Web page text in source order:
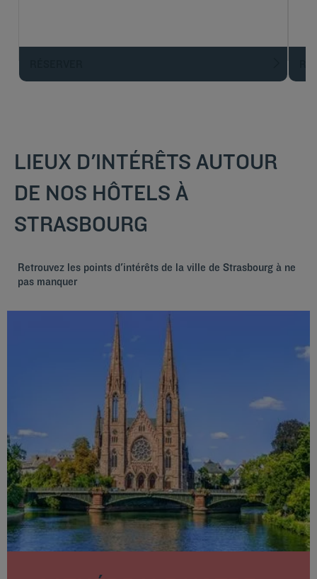
LIEUX D'INTÉRÊTS AUTOUR
DE NOS HÔTELS À
STRASBOURG
Retrouvez les points d'intérêts de la ville de Strasbourg à ne
pas manquer